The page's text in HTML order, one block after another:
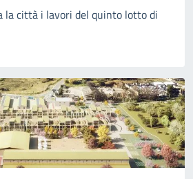
la città i lavori del quinto lotto di